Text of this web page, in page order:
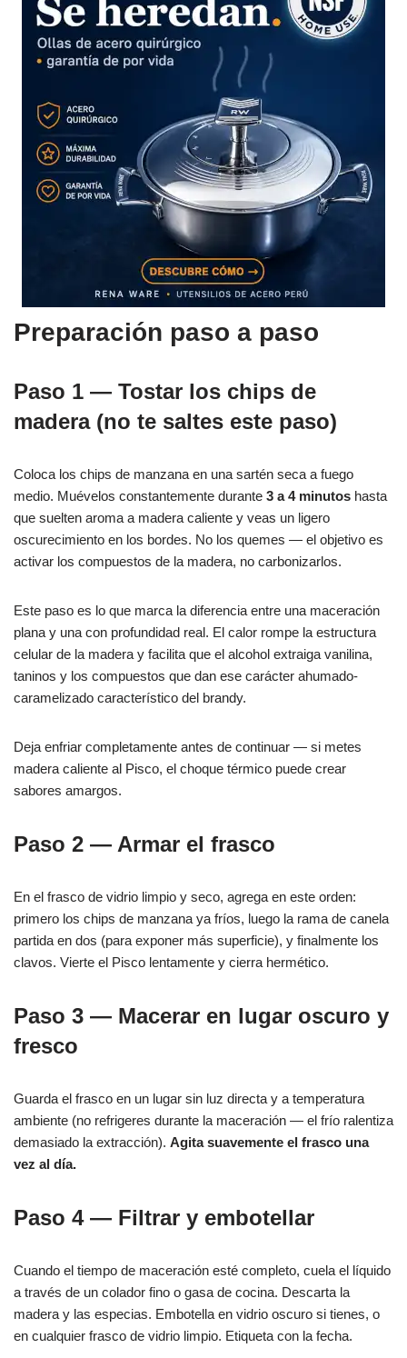
Preparación paso a paso
Paso 1 — Tostar los chips de
madera (no te saltes este paso)
Coloca los chips de manzana en una sartén seca a fuego
medio. Muévelos constantemente durante 3 a 4 minutos hasta
que suelten aroma a madera caliente y veas un ligero
oscurecimiento en los bordes. No los quemes — el objetivo es
activar los compuestos de la madera, no carbonizarlos.
Este paso es lo que marca la diferencia entre una maceración
plana y una con profundidad real. El calor rompe la estructura
celular de la madera y facilita que el alcohol extraiga vanilina,
taninos y los compuestos que dan ese carácter ahumado-
caramelizado característico del brandy.
Deja enfriar completamente antes de continuar — si metes
madera caliente al Pisco, el choque térmico puede crear
sabores amargos.
Paso 2 — Armar el frasco
En el frasco de vidrio limpio y seco, agrega en este orden:
primero los chips de manzana ya fríos, luego la rama de canela
partida en dos (para exponer más superficie), y finalmente los
clavos. Vierte el Pisco lentamente y cierra hermético.
Paso 3 — Macerar en lugar oscuro y
fresco
Guarda el frasco en un lugar sin luz directa y a temperatura
ambiente (no refrigeres durante la maceración — el frío ralentiza
demasiado la extracción). Agita suavemente el frasco una
vez al día.
Paso 4 — Filtrar y embotellar
Cuando el tiempo de maceración esté completo, cuela el líquido
a través de un colador fino o gasa de cocina. Descarta la
madera y las especias. Embotella en vidrio oscuro si tienes, o
en cualquier frasco de vidrio limpio. Etiqueta con la fecha.